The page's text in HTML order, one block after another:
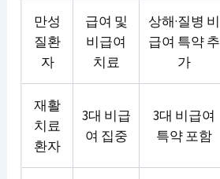
만성
질환
자
급여 및
비급여
치료
상해·질병 비
급여 특약 추
가
재활
치료
환자
3대 비급
여 집중
3대 비급여
특약 포함